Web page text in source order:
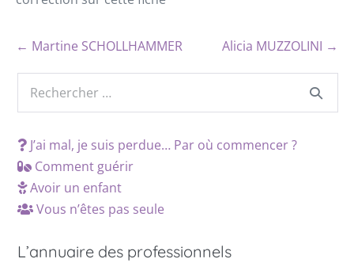
← Martine SCHOLLHAMMER Alicia MUZZOLINI →
J’ai mal, je suis perdue… Par où commencer ?
Comment guérir
Avoir un enfant
Vous n’êtes pas seule
L’annuaire des professionnels